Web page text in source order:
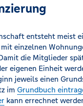
entsteht meist
einzelnen
die Mitglieder
eigenen Einheit
jeweils einen
im Grundbuch
kann errechnet